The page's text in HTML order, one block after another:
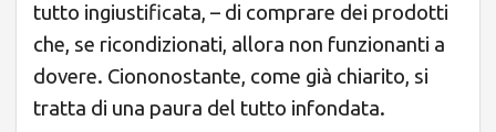
tutto ingiustificata, – di comprare dei prodotti
che, se ricondizionati, allora non funzionanti a
dovere. Ciononostante, come già chiarito, si
tratta di una paura del tutto infondata.